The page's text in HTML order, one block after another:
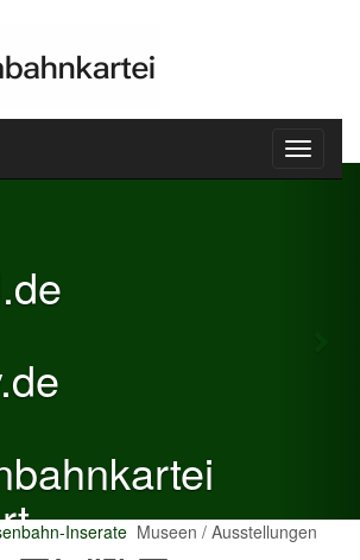
Toggle
Inserate Museen / Ausstellungen